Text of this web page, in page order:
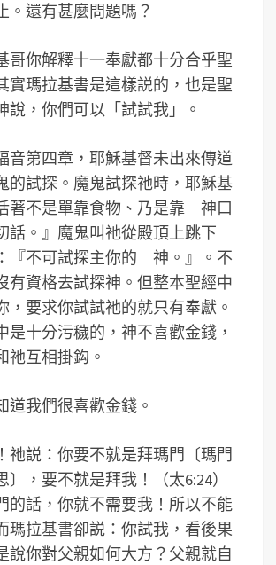
。還有甚麼問題嗎？
哥你解釋十一奉獻都十分合乎聖
實瑪拉基書是這樣説的，也是聖
說，你們可以「試試我」。
音第四章，耶穌基督未出來傳道
的試探。魔鬼試探祂時，耶穌基
著不是單靠食物、乃是靠 神口
話。』魔鬼叫祂從殿頂上跳下
『不可試探主你的 神。』。不
有資格去試探神。但整本聖經中
，要求你試試祂的就只有奉獻。
是十分污穢的，神不喜歡金錢，
祂互相掛鈎。
道我們很喜歡金錢。
祂説：你要不就是拜瑪門〔瑪門
〕，要不就是拜我！（太6:24）
的話，你就不需要我！所以不能
瑪拉基書卻説：你試我，看後果
說你對父親如何大方？父親就自